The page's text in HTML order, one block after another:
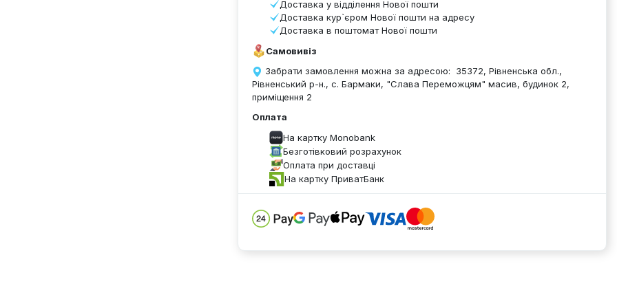
Доставка у відділення Нової пошти
Доставка кур`єром Нової пошти на адресу
Доставка в поштомат Нової пошти
Самовивіз
Забрати замовлення можна за адресою: 35372, Рівненська обл.,
Рівненський р-н., с. Бармаки, "Слава Переможцям" масив, будинок 2,
приміщення 2
Оплата
На картку Monobank
Безготівковий розрахунок
Оплата при доставці
На картку ПриватБанк